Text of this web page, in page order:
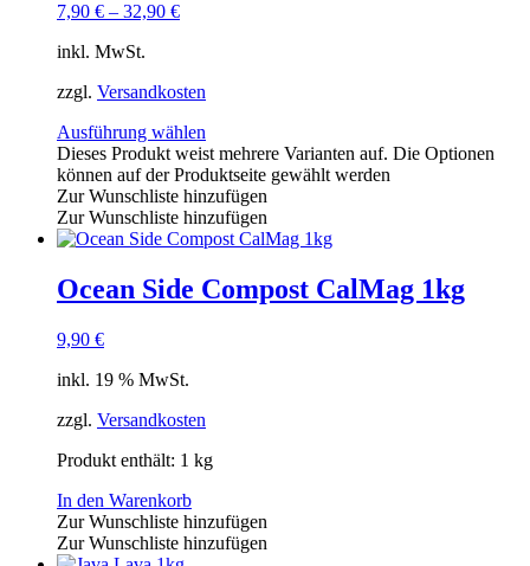
7,90 € – 32,90 €
inkl. MwSt.
zzgl. Versandkosten
Ausführung wählen
Dieses Produkt weist mehrere Varianten auf. Die Optionen
können auf der Produktseite gewählt werden
Zur Wunschliste hinzufügen
Zur Wunschliste hinzufügen
Ocean Side Compost CalMag 1kg
9,90 €
inkl. 19 % MwSt.
zzgl. Versandkosten
Produkt enthält: 1 kg
In den Warenkorb
Zur Wunschliste hinzufügen
Zur Wunschliste hinzufügen